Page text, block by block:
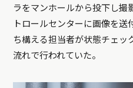
ラをマンホールから投下し撮
トロールセンターに画像を
ち構える担当者が状態チェッ
流れで行われていた。